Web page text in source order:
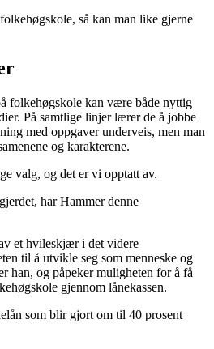
så kan man like gjerne
folkehøgskole kan være både nyttig
På samtlige linjer lærer de å jobbe
med oppgaver underveis, men man
og karakterene.
valg, og det er vi opptatt av.
har Hammer denne
et hvileskjær i det videre
til å utvikle seg som menneske og
han, og påpeker muligheten for å få
gjennom lånekassen.
som blir gjort om til 40 prosent